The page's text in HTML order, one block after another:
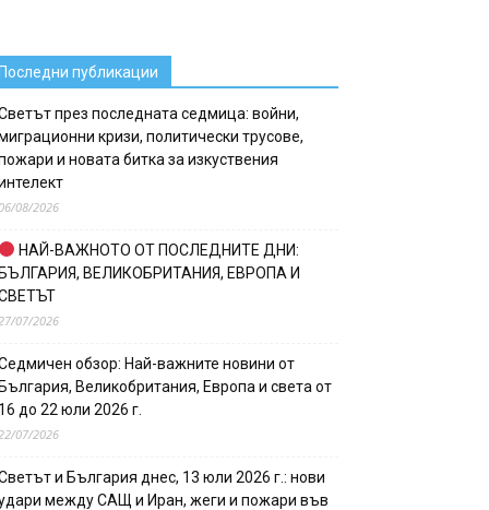
публикации
през последната седмица: войни,
кризи, политически трусове,
и новата битка за изкуствения
08/2026
НАЙ-ВАЖНОТО ОТ ПОСЛЕДНИТЕ ДНИ:
ВЕЛИКОБРИТАНИЯ, ЕВРОПА И
07/2026
обзор: Най-важните новини от
Великобритания, Европа и света от
до 22 юли 2026 г.
07/2026
и България днес, 13 юли 2026 г.: нови
между САЩ и Иран, жеги и пожари във